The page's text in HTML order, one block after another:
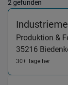
2 gefunden
Produktion &
35216
30+ Tage her